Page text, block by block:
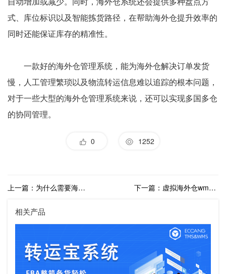
式、库位标识以及智能拣货路径，在帮助海外仓提升效率的
同时还能保证库存的精准性。
一款好的海外仓管理系统，能为海外仓解决订单发货
慢，人工管理繁琐以及物流转运信息难以追踪的根本问题，
对于一些大型的海外仓管理系统来说，还可以实现多国多仓
的协同管理。
0 1252
上一篇：为什么需要海外仓系统？电商海外仓的特性有哪些？ 下一篇：虚拟海外仓wms系统应用场景有哪些？有什么作用？
相关产品